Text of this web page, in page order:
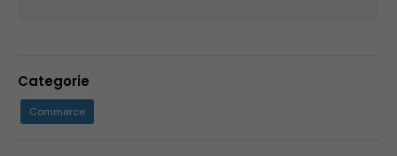
Categorie
Commerce